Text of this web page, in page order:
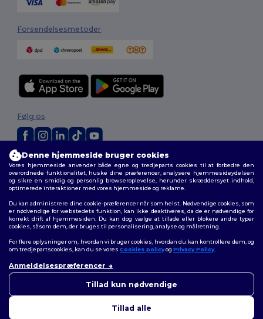
Forsendelsesmetoder
2026. Alle rettigheder forbeholdes
Vilkår og Betingelser| Tilpasset politik|Fortrolighedspolitik|Politik for
cookies|Sitemap
Følg os
Denne hjemmeside bruger cookies
Vores hjemmeside anvender både egne og tredjeparts cookies til at forbedre den
overordnede funktionalitet, huske dine præferencer, analysere hjemmesideydelsen
og sikre en smidig og personlig browseroplevelse, herunder skræddersyet indhold,
optimerede interaktioner med vores hjemmeside og reklame.
Du kan administrere dine cookie-præferencer når som helst. Nødvendige cookies, som
er nødvendige for webstedets funktion, kan ikke deaktiveres, da de er nødvendige for
korrekt drift af hjemmesiden. Du kan dog vælge at tillade eller blokere andre typer
cookies, såsom dem, der bruges til personalisering, analyse og målretning.
For flere oplysninger om, hvordan vi bruger cookies, hvordan du kan kontrollere dem, og
om tredjepartscookies, kan du se vores Cookies policyog Privacy Policy.
Anmeldelsespræferencer
Tillad kun nødvendige
Tillad alle
bekymringer, kan du kontakte
er her for at hjælpe.